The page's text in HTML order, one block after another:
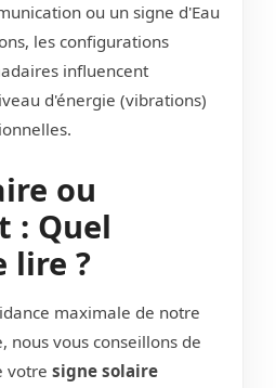
ou un signe d'Eau
les configurations
influencent
d'énergie (vibrations)
ou
: Quel
lire ?
maximale de notre
nous vous conseillons de
votre signe solaire